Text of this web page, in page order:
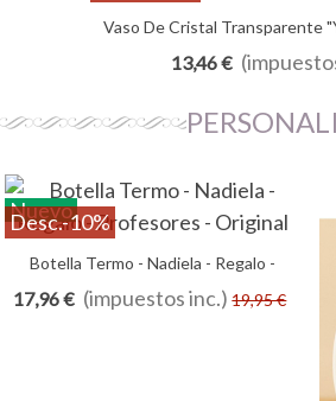
Añadir Al Carrito
Vaso De Cristal Transparente
13,46 €
Nuevo
Desc.-10%
Añadir Al Carrito
Botella Termo - Nadiela - Regalo -
Profesores - Original
17,96 € (impuestos inc.) 19,95 €